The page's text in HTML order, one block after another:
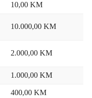
10,00 KM
10.000,00 KM
2.000,00 KM
1.000,00 KM
400,00 KM